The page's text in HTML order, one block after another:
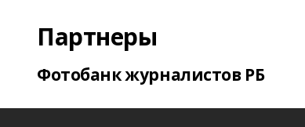
Партнеры
Фотобанк журналистов РБ